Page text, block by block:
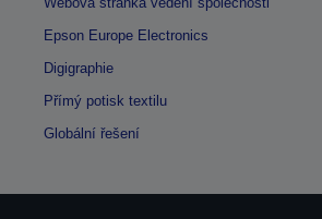
Epson Europe Electronics
Digigraphie
Přímý potisk textilu
Globální řešení